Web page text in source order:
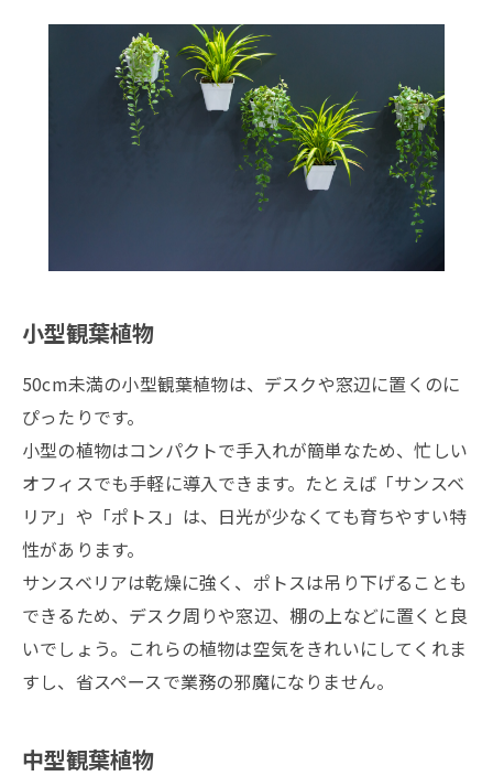
小型観葉植物
50cm未満の小型観葉植物は、デスクや窓辺に置くのに
ぴったりです。
小型の植物はコンパクトで手入れが簡単なため、忙しい
オフィスでも手軽に導入できます。たとえば「サンスベ
リア」や「ポトス」は、日光が少なくても育ちやすい特
性があります。
サンスベリアは乾燥に強く、ポトスは吊り下げることも
できるため、デスク周りや窓辺、棚の上などに置くと良
いでしょう。これらの植物は空気をきれいにしてくれま
すし、省スペースで業務の邪魔になりません。
中型観葉植物